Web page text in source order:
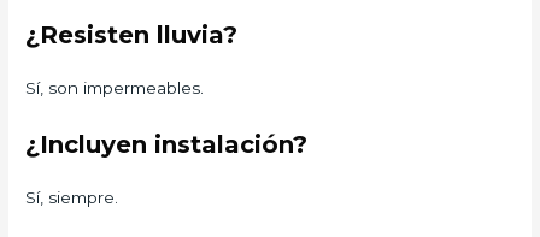
¿Resisten lluvia?
Sí, son impermeables.
¿Incluyen instalación?
Sí, siempre.